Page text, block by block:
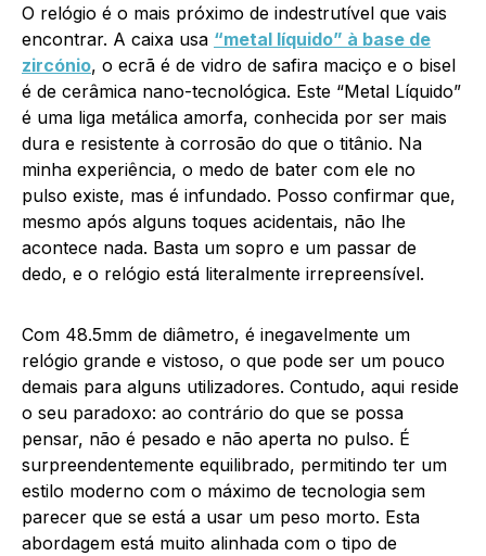
O relógio é o mais próximo de indestrutível que vais
encontrar. A caixa usa “metal líquido” à base de
zircónio, o ecrã é de vidro de safira maciço e o bisel
é de cerâmica nano-tecnológica. Este “Metal Líquido”
é uma liga metálica amorfa, conhecida por ser mais
dura e resistente à corrosão do que o titânio. Na
minha experiência, o medo de bater com ele no
pulso existe, mas é infundado. Posso confirmar que,
mesmo após alguns toques acidentais, não lhe
acontece nada. Basta um sopro e um passar de
dedo, e o relógio está literalmente irrepreensível.
Com 48.5mm de diâmetro, é inegavelmente um
relógio grande e vistoso, o que pode ser um pouco
demais para alguns utilizadores. Contudo, aqui reside
o seu paradoxo: ao contrário do que se possa
pensar, não é pesado e não aperta no pulso. É
surpreendentemente equilibrado, permitindo ter um
estilo moderno com o máximo de tecnologia sem
parecer que se está a usar um peso morto. Esta
abordagem está muito alinhada com o tipo de